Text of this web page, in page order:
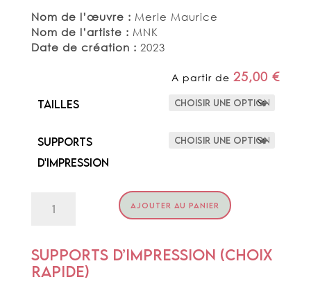
Nom de l’œuvre : Merle Maurice
Nom de l’artiste : MNK
Date de création : 2023
A partir de25,00€
Tailles
Supports
d'impression
AJOUTER AU PANIER
Supports d’impression (choix
rapide)